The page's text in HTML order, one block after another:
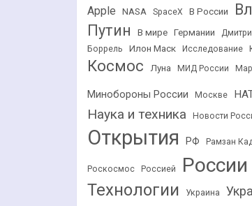
Apple NASA SpaceX В России
Путин
В мире Германии
Боррель
Илон Маск Исследование
Космос Луна МИД России
Минобороны России Москве
Наука и техника Новости
Открытия РФ Рамзан
Роскосмос Россией России
Технологии Украина